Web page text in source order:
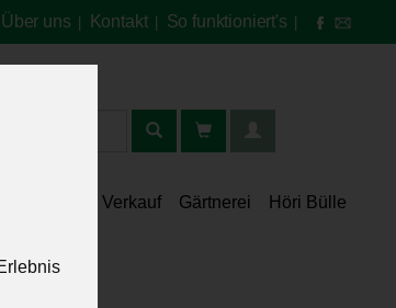
Über uns Kontakt| So funktioniert's
Verkauf Gärtnerei Höri Bülle